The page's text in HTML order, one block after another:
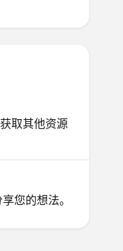
取其他资源
您的想法。